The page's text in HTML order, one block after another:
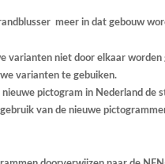
meer in dat gebouw
varianten niet door elkaar worden
varianten te gebuiken.
pictogram in Nederland de
van de nieuwe